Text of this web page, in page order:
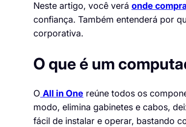
Neste artigo, você verá onde
confiança. Também entenderá por
corporativa.
O que é um
O All in One reúne todos os
modo, elimina gabinetes e cabos,
fácil de instalar e operar, bastando